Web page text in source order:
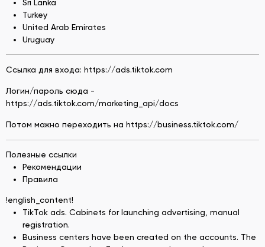
Sri Lanka
Turkey
United Arab Emirates
Uruguay
Ссылка для входа: https://ads.tiktok.com
Логин/пароль сюда -
https://ads.tiktok.com/marketing_api/docs
Потом можно переходить на https://business.tiktok.com/
Полезные ссылки
Рекомендации
Правила
!english_content!
TikTok ads. Cabinets for launching advertising, manual
registration.
Business centers have been created on the accounts. The